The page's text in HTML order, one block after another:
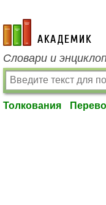
academic.ru
Словари и
Толкования